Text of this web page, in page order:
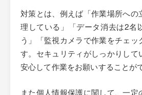
対策とは、例えば「作業場所への
理している」「データ消去は2名
う」「監視カメラで作業をチェ
す。セキュリティがしっかりして
安心して作業をお願いすることが
また個人情報保護に関して、一